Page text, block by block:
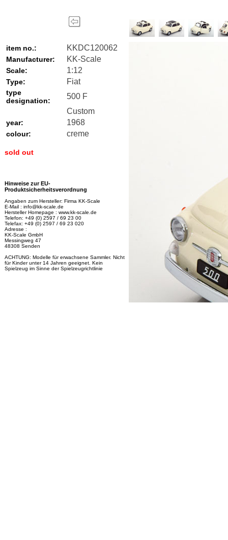
item no.: KKDC120062
Manufacturer: KK-Scale
Scale: 1:12
Type: Fiat
type
designation:
500 F
Custom
year: 1968
colour: creme
sold out
Hinweise zur EU-
Produktsicherheitsverordnung
Angaben zum Hersteller: Firma KK-Scale
E-Mail : info@kk-scale.de
Hersteller Homepage : www.kk-scale.de
Telefon: +49 (0) 2597 / 69 23 00
Telefax: +49 (0) 2597 / 69 23 020
Adresse :
KK-Scale GmbH
Messingweg 47
48308 Senden
ACHTUNG: Modelle für erwachsene Sammler. Nicht
für Kinder unter 14 Jahren geeignet. Kein
Spielzeug im Sinne der Spielzeugrichtlinie